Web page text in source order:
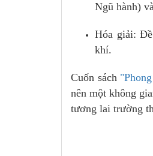
Ngũ hành)
Hóa giải:
khí.
Cuốn sách
nên một không
tương lai trường